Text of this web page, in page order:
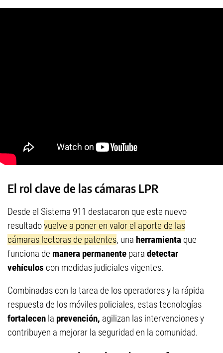
El rol clave de las cámaras LPR
Desde el Sistema 911 destacaron que este nuevo
resultadovuelve a poner en valor el aporte de las
cámaras lectoras de patentes, una herramienta que
funciona de manera permanente para detectar
vehículos con medidas judiciales vigentes.
Combinadas con la tarea de los operadores y la rápida
respuesta de los móviles policiales, estas tecnologías
fortalecen la prevención, agilizan las intervenciones y
contribuyen a mejorar la seguridad en la comunidad.